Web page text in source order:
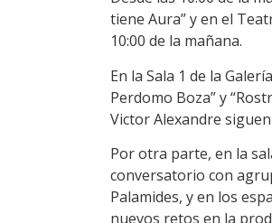
tiene Aura” y en el
10:00 de la mañana.
En la Sala 1 de la
Perdomo Boza” y
Victor Alexandre
Por otra parte, en la
conversatorio con
Palamides, y en los
nuevos retos en la